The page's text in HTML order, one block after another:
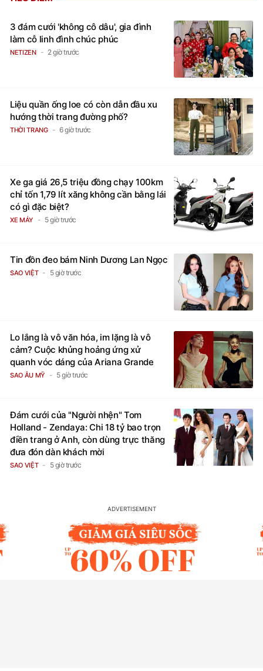
3 đám cưới 'không cô dâu', gia đình
làm cỗ linh đình chúc phúc
NETIZEN 2 giờ trước
Liệu quần ống loe có còn dẫn đầu xu
hướng thời trang đường phố?
THỜI TRANG 6 giờ trước
Xe ga giá 26,5 triệu đồng chạy 100km
chỉ tốn 1,79 lít xăng không cần bằng lái
có gì đặc biệt?
XE MÁY 5 giờ trước
Tin đồn đeo bám Ninh Dương Lan Ngọc
SAO VIỆT 5 giờ trước
Lo lắng là vô văn hóa, im lặng là vô
cảm? Cuộc khủng hoảng ứng xử
quanh vóc dáng của Ariana Grande
SAO ÂU MỸ 5 giờ trước
Đám cưới của "Người nhện" Tom
Holland - Zendaya: Chi 18 tỷ bao trọn
điền trang ở Anh, còn dùng trực thăng
đưa đón dàn khách mời
SAO VIỆT 5 giờ trước